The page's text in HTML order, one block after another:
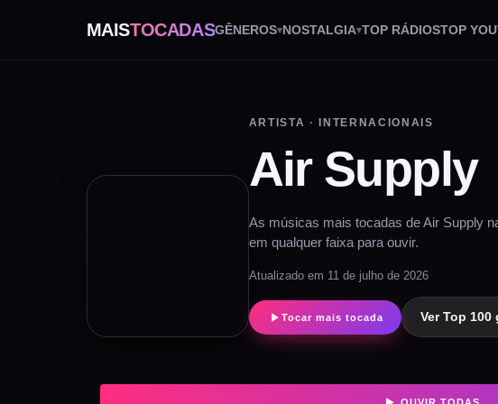
MAISTOCADASGÊNEROS NOSTALGIA TOP RÁDIOSTOP
ARTISTA · INTERNACIONAIS
Air Supply
As músicas mais tocadas de Air Supply
em qualquer faixa para ouvir.
Atualizado em 11 de julho de 2026
Tocar mais tocada Ver Top 100